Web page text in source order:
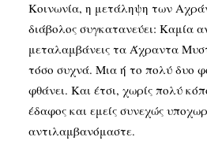
Κοινωνία, η μετάληψη των
διάβολος συγκατανεύει: Καμία
μεταλαμβάνεις τα Άχραντα
τόσο συχνά. Μια ή το πολύ δυο
φθάνει. Και έτσι, χωρίς πολύ
έδαφος και εμείς συνεχώς
αντιλαμβανόμαστε.